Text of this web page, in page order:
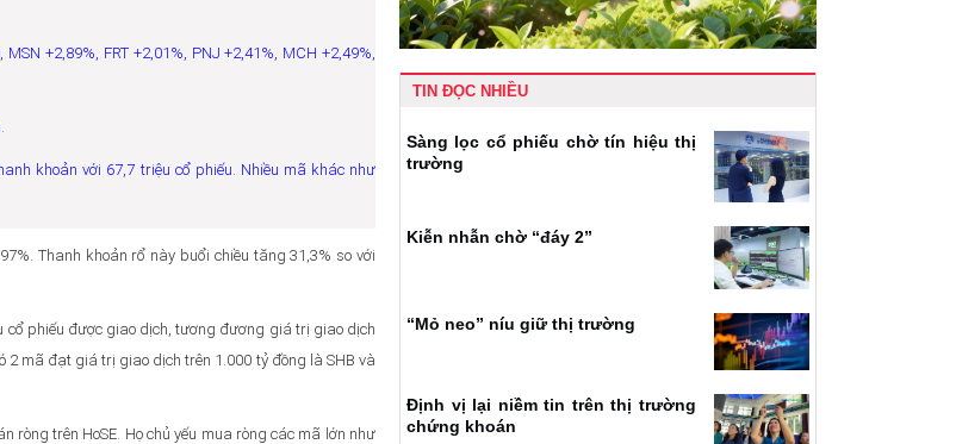
+2,89%, FRT +2,01%, PNJ +2,41%, MCH +2,49%,
khoản với 67,7 triệu cổ phiếu. Nhiều mã khác như
Thanh khoản rổ này buổi chiều tăng 31,3% so với
cổ phiếu được giao dịch, tương đương giá trị giao dịch
2 mã đạt giá trị giao dịch trên 1.000 tỷ đồng là SHB và
trên HoSE. Họ chủ yếu mua ròng các mã lớn như
TIN ĐỌC NHIỀU
Sàng lọc cổ phiếu chờ tín hiệu thị
trường
Kiễn nhẫn chờ “đáy 2”
“Mỏ neo” níu giữ thị trường
Định vị lại niềm tin trên thị trường
chứng khoán